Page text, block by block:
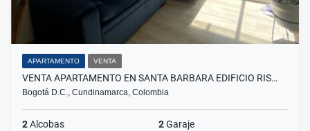
APARTAMENTO VENTA
VENTA APARTAMENTO EN SANTA BARBARA EDIFICIO RIS…
Bogotá D.C., Cundinamarca, Colombia
2Alcobas 2Garaje